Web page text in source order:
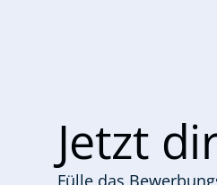
Jetzt
Fülle das